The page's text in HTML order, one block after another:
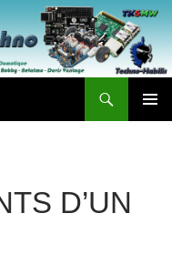
D’UN